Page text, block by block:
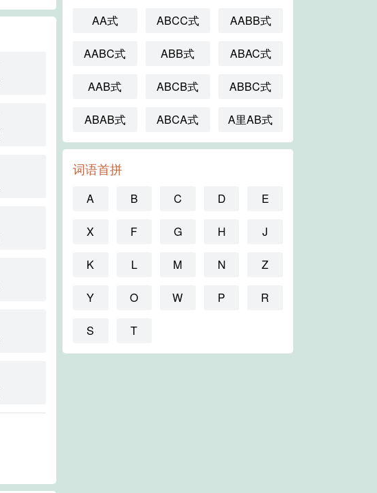
AA式 ABCC式 AABB式
AABC式 ABB式 ABAC式
AAB式 ABCB式 ABBC式
ABAB式 ABCA式 A里AB式
词语首拼
A B C D E
X F G H J
K L M N Z
Y O W P R
S T